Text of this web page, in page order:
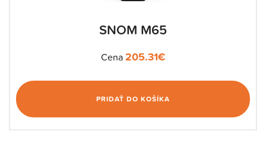
SNOM M65
Cena205.31€
PRIDAŤ DO KOŠÍKA